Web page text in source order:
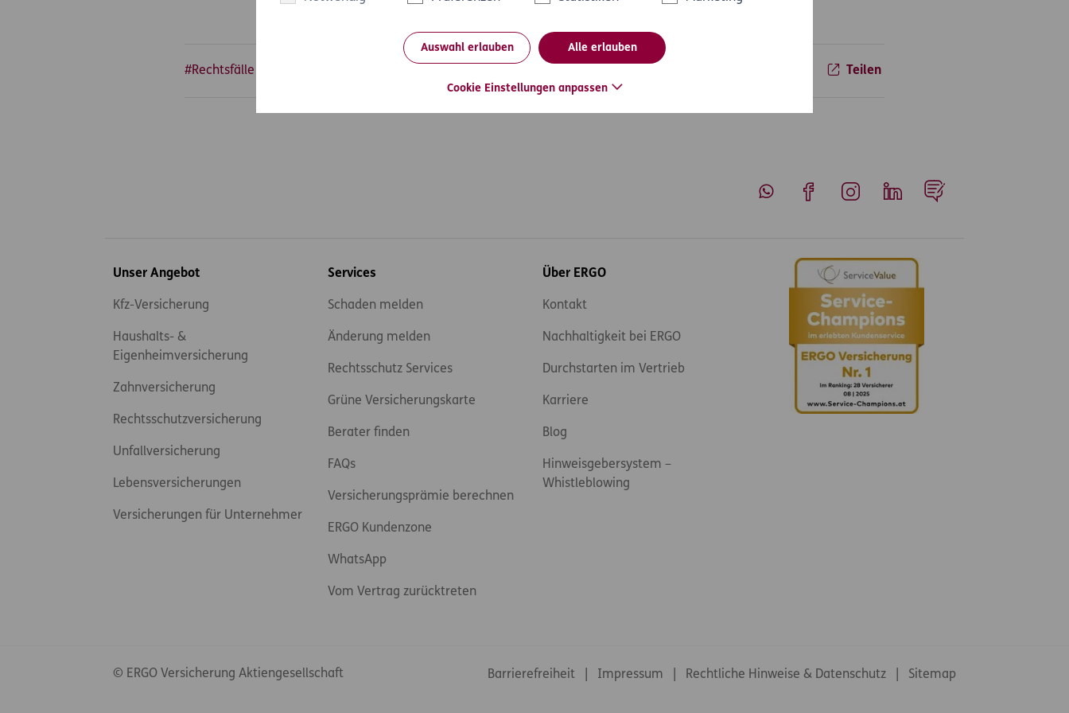
Auswahl erlauben Alle erlauben
Cookie Einstellungen anpassen
#Rechtsfälle Teilen
Inhaltsübersicht
Unser Angebot
Kfz-Versicherung
Haushalts- &
Eigenheimversicherung
Zahnversicherung
Rechtsschutzversicherung
Unfallversicherung
Lebensversicherungen
Versicherungen für Unternehmer
Services
Schaden melden
Änderung melden
Rechtsschutz Services
Grüne Versicherungskarte
Berater finden
FAQs
Versicherungsprämie berechnen
ERGO Kundenzone
WhatsApp
Vom Vertrag zurücktreten
Über ERGO
Kontakt
Nachhaltigkeit bei ERGO
Durchstarten im Vertrieb
Karriere
Blog
Hinweisgebersystem –
Whistleblowing
© ERGO Versicherung Aktiengesellschaft Footer-Links
Barrierefreiheit Impressum Rechtliche Hinweise & Datenschutz Sitemap